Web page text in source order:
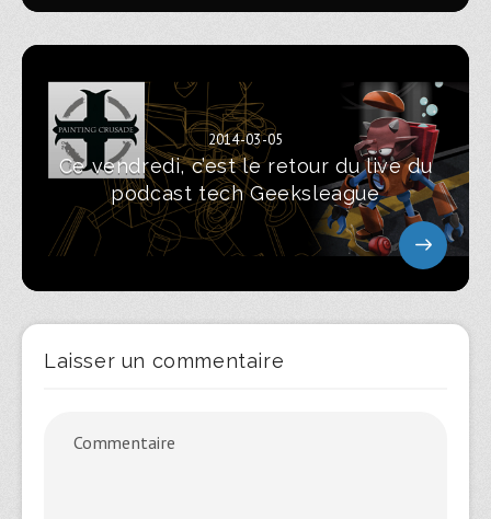
2014-03-05
Ce vendredi, c’est le retour du live du
podcast tech Geeksleague
Laisser un commentaire